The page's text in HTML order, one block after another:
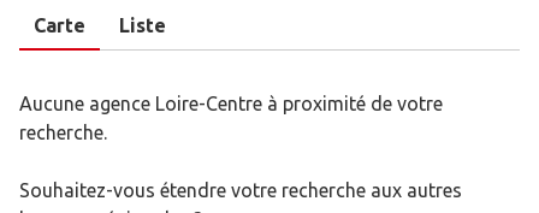
Carte Liste
Aucune agence Loire-Centre à proximité de votre
recherche.
Souhaitez-vous étendre votre recherche aux autres